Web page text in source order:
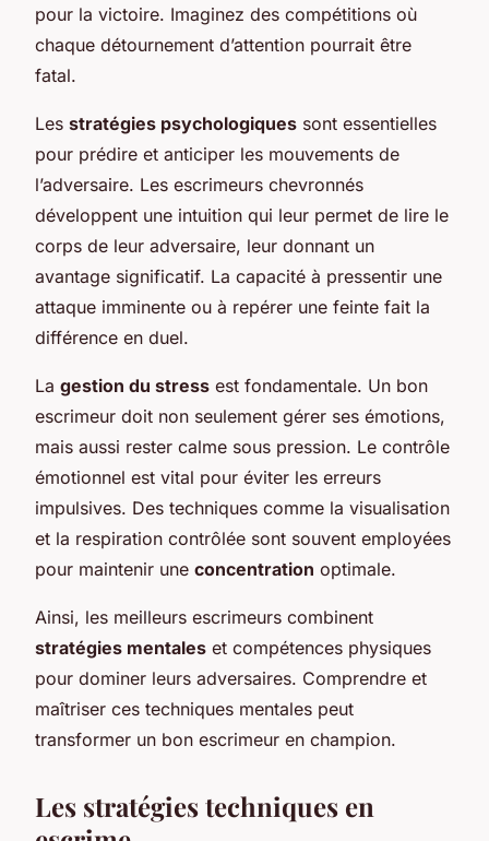
pour la victoire. Imaginez des compétitions où
chaque détournement d’attention pourrait être
fatal.
Les stratégies psychologiques sont essentielles
pour prédire et anticiper les mouvements de
l’adversaire. Les escrimeurs chevronnés
développent une intuition qui leur permet de lire le
corps de leur adversaire, leur donnant un
avantage significatif. La capacité à pressentir une
attaque imminente ou à repérer une feinte fait la
différence en duel.
La gestion du stress est fondamentale. Un bon
escrimeur doit non seulement gérer ses émotions,
mais aussi rester calme sous pression. Le contrôle
émotionnel est vital pour éviter les erreurs
impulsives. Des techniques comme la visualisation
et la respiration contrôlée sont souvent employées
pour maintenir une concentration optimale.
Ainsi, les meilleurs escrimeurs combinent
stratégies mentales et compétences physiques
pour dominer leurs adversaires. Comprendre et
maîtriser ces techniques mentales peut
transformer un bon escrimeur en champion.
Les stratégies techniques en